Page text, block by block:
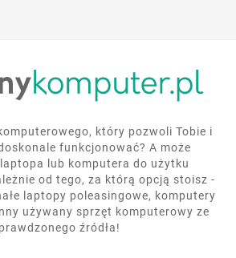
który pozwoli Tobie i
funkcjonować? A może
lub komputera do użytku
od tego, za którą opcją stoisz -
laptopy poleasingowe, komputery
używany sprzęt komputerowy ze
źródła!